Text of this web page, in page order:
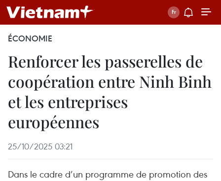
ÉCONOMIE
Renforcer les passerelles de
coopération entre Ninh Binh
et les entreprises
européennes
25/10/2025 03:21
Dans le cadre d’un programme de promotion des